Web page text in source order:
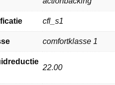
cfl_s1
comfortklasse 1
22.00